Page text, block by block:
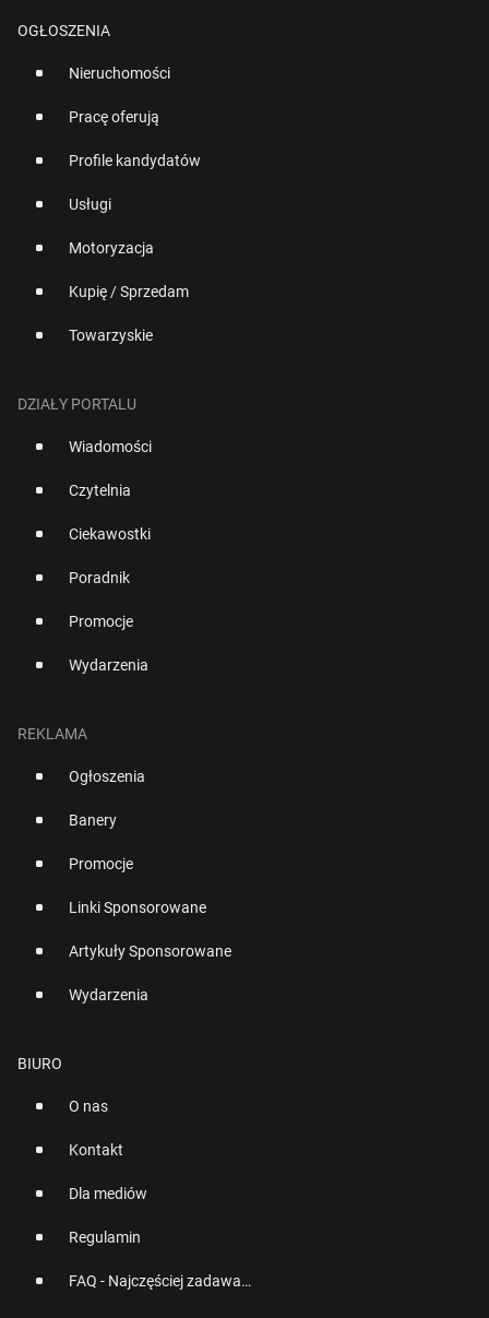
OGŁOSZENIA
Nieruchomości
Pracę oferują
Profile kandydatów
Usługi
Motoryzacja
Kupię / Sprzedam
Towarzyskie
DZIAŁY PORTALU
Wiadomości
Czytelnia
Ciekawostki
Poradnik
Promocje
Wydarzenia
REKLAMA
Ogłoszenia
Banery
Promocje
Linki Sponsorowane
Artykuły Sponsorowane
Wydarzenia
BIURO
O nas
Kontakt
Dla mediów
Regulamin
FAQ - Najczęściej zadawane pytania